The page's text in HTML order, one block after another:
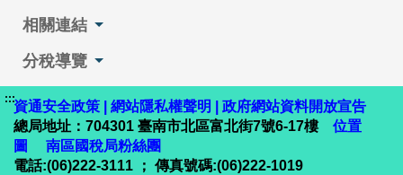
相關連結
分稅導覽
:::資通安全政策 網站隱私權聲明
政府網站資料開放宣告
總局地址：704301 臺南市北區富北街7號6-17樓
位置
圖
南區國稅局粉絲團
電話:(06)222-3111 ； 傳真號碼:(06)222-1019